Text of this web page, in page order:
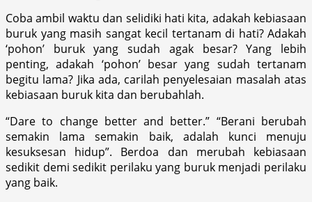
Coba ambil waktu dan selidiki hati kita,‎ adakah kebiasaan
buruk yang masih sangat kecil tertanam di hati? Adakah
‘pohon’ buruk yang sudah agak besar? Yang lebih
penting, adakah ‘pohon’ besar yang sudah tertanam
begitu lama? Jika ada, carilah penyelesaian masalah atas
kebiasaan buruk kita dan berubahlah.
“Dare to change better and better.”‎ “Berani berubah
semakin lama semakin baik, adalah kunci menuju
kesuksesan hidup”‎. Berdoa dan merubah kebiasaan
‎sedikit demi sedikit perilaku yang buruk menjadi perilaku
yang baik.